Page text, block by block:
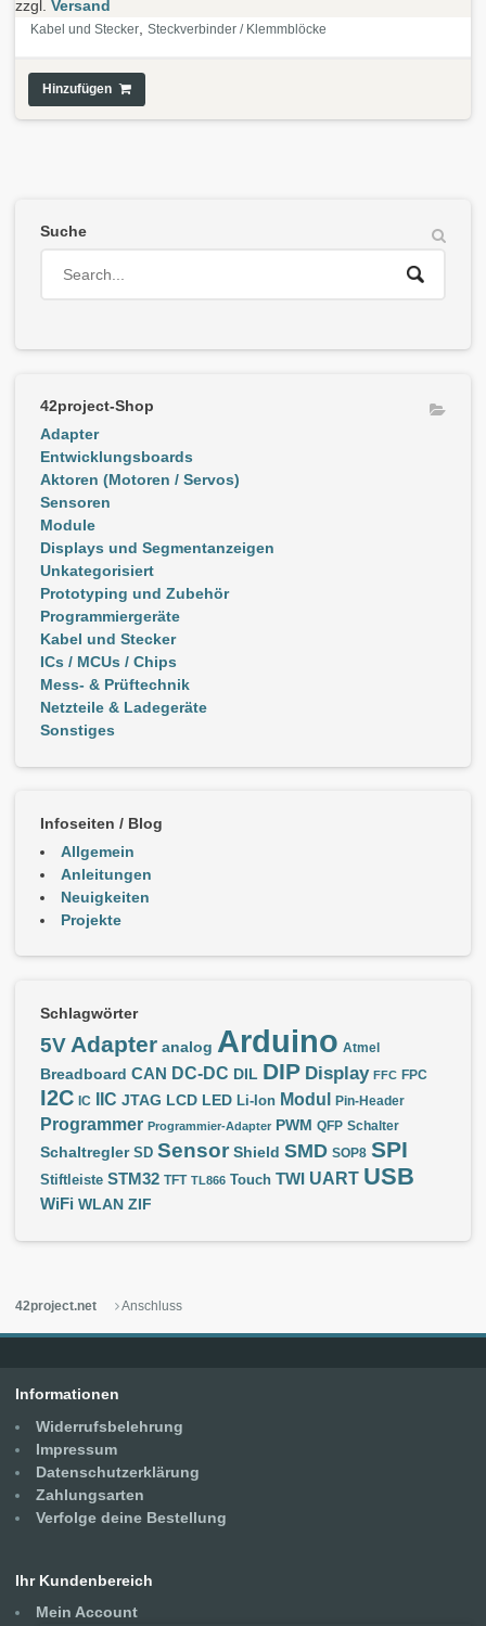
zzgl. Versand
Kabel und Stecker Steckverbinder / Klemmblöcke
Hinzufügen
Suche
42project-Shop
Adapter
Entwicklungsboards
Aktoren (Motoren / Servos)
Sensoren
Module
Displays und Segmentanzeigen
Unkategorisiert
Prototyping und Zubehör
Programmiergeräte
Kabel und Stecker
ICs / MCUs / Chips
Mess- & Prüftechnik
Netzteile & Ladegeräte
Sonstiges
Infoseiten / Blog
Allgemein
Anleitungen
Neuigkeiten
Projekte
Schlagwörter
5V Adapter analog Arduino Atmel
Breadboard CAN DC-DC DIL DIP Display FFC FPC
I2C IC IIC JTAG LCD LED Li-Ion Modul Pin-Header
Programmer Programmier-Adapter PWM QFP Schalter
Schaltregler SD Sensor Shield SMD SOP8 SPI
Stiftleiste STM32 TFT TL866 Touch TWI UART USB
WiFi WLAN ZIF
42project.net Anschluss
Informationen
Widerrufsbelehrung
Impressum
Datenschutzerklärung
Zahlungsarten
Verfolge deine Bestellung
Ihr Kundenbereich
Mein Account